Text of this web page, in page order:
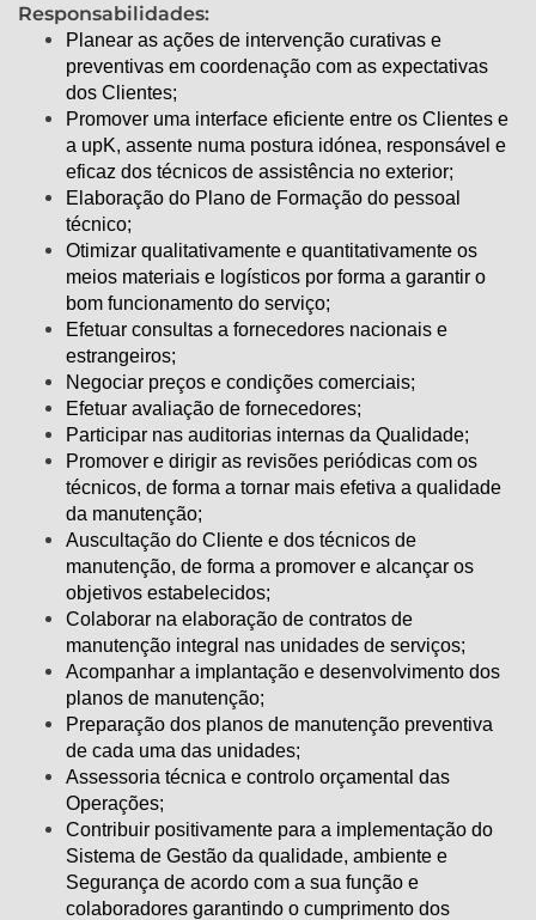
Responsabilidades:
Planear as ações de intervenção curativas e
preventivas em coordenação com as expectativas
dos Clientes;
Promover uma interface eficiente entre os Clientes e
a upK, assente numa postura idónea, responsável e
eficaz dos técnicos de assistência no exterior;
Elaboração do Plano de Formação do pessoal
técnico;
Otimizar qualitativamente e quantitativamente os
meios materiais e logísticos por forma a garantir o
bom funcionamento do serviço;
Efetuar consultas a fornecedores nacionais e
estrangeiros;
Negociar preços e condições comerciais;
Efetuar avaliação de fornecedores;
Participar nas auditorias internas da Qualidade;
Promover e dirigir as revisões periódicas com os
técnicos, de forma a tornar mais efetiva a qualidade
da manutenção;
Auscultação do Cliente e dos técnicos de
manutenção, de forma a promover e alcançar os
objetivos estabelecidos;
Colaborar na elaboração de contratos de
manutenção integral nas unidades de serviços;
Acompanhar a implantação e desenvolvimento dos
planos de manutenção;
Preparação dos planos de manutenção preventiva
de cada uma das unidades;
Assessoria técnica e controlo orçamental das
Operações;
Contribuir positivamente para a implementação do
Sistema de Gestão da qualidade, ambiente e
Segurança de acordo com a sua função e
colaboradores garantindo o cumprimento dos